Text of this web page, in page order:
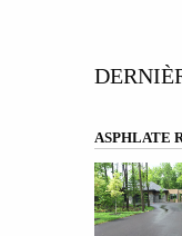
ASPHLATE